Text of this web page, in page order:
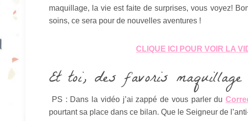
maquillage, la vie est faite de surprises, vous voyez!
soins, ce sera pour de nouvelles aventures !
CLIQUE ICI POUR VOIR LA
Et toi, des favoris maquillage
PS : Dans la vidéo j’ai zappé de vous parler du
pourtant sa place dans ce bilan. Que le Seigneur de